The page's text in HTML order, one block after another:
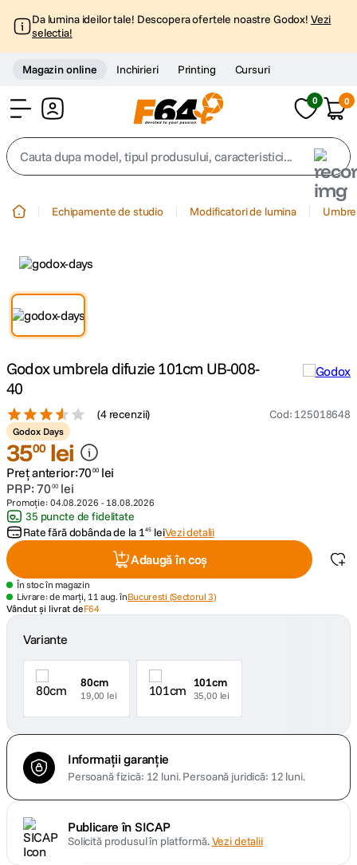
Da lumina ideilor tale! Descopera ofertele noastre Godox! Vezi
selectia!
Magazin online Inchirieri Printing Cursuri
0 0
Cauta dupa model, tipul produsului, caracteristici...
3. trepied telefon
6 . lavaliera
7. card memorie
8. ulanzi
insta 360
10. godox
Echipamente de studio Modificatori de lumina
Godox umbrela difuzie 101cm UB-008-
40
(4 recenzii) Cod: 125018648
Godox Days
3500 lei
Preț anterior:70 00 lei
PRP:70 00 lei
Promoție: 04.08.2026 - 18.08.2026
35 puncte de fidelitate
Rate fără dobânda de la 145 leiVezi detalii
Adaugă în coș
În stoc în magazin
Livrare: de marți, 11 aug. înBucuresti (Sectorul 3)
Vândut și livrat deF64
Variante
80cm
19,00 lei
101cm
35,00 lei
Informații garanție
Persoană fizică: 12 luni.Persoană juridică: 12 luni.
Publicare în SICAP
Solicită produsul în platformă.Vezi detalii